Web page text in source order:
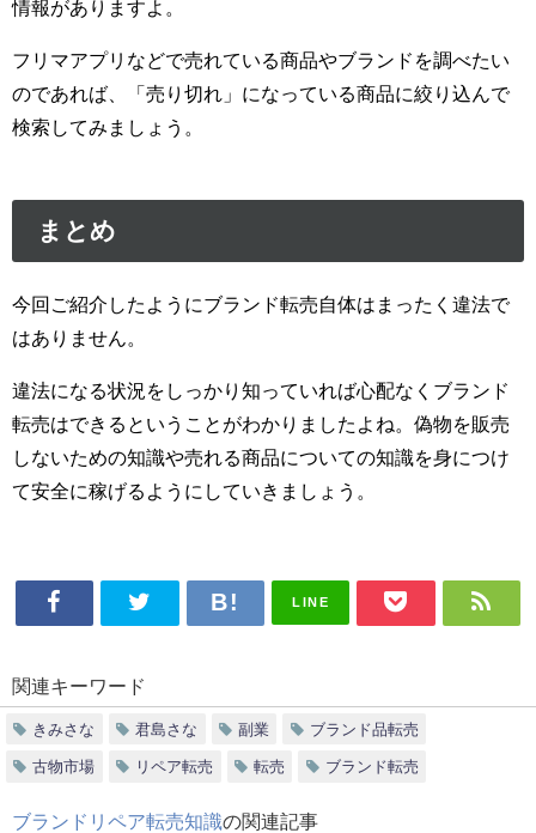
情報がありますよ。
フリマアプリなどで売れている商品やブランドを調べたい
のであれば、「売り切れ」になっている商品に絞り込んで
検索してみましょう。
まとめ
今回ご紹介したようにブランド転売自体はまったく違法で
はありません。
違法になる状況をしっかり知っていれば心配なくブランド
転売はできるということがわかりましたよね。偽物を販売
しないための知識や売れる商品についての知識を身につけ
て安全に稼げるようにしていきましょう。
LINE
関連キーワード
きみさな 君島さな 副業 ブランド品転売
古物市場 リペア転売 転売 ブランド転売
ブランドリペア転売知識の関連記事